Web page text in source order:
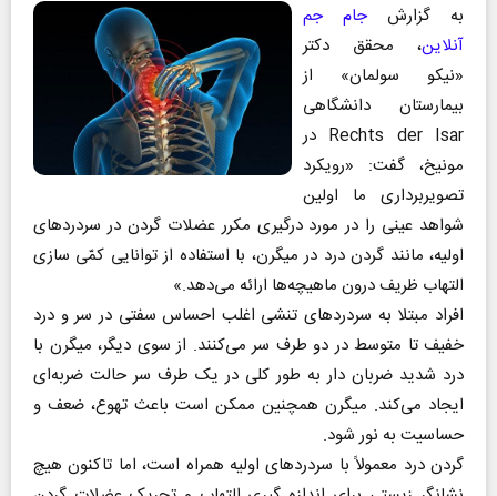
به گزارشجام جم
آنلاین، محقق دکتر
«نیکو سولمان» از
بیمارستان دانشگاهی
Rechts der Isar در
مونیخ، گفت: «رویکرد
تصویربرداری ما اولین
شواهد عینی را در مورد درگیری مکرر عضلات گردن در سردرد‌های
اولیه، مانند گردن درد در میگرن، با استفاده از توانایی کمّی سازی
التهاب ظریف درون ماهیچه‌ها ارائه می‌دهد.»
افراد مبتلا به سردرد‌های تنشی اغلب احساس سفتی در سر و درد
خفیف تا متوسط در دو طرف سر می‌کنند. از سوی دیگر، میگرن با
درد شدید ضربان دار به طور کلی در یک طرف سر حالت ضربه‌ای
ایجاد می‌کند. میگرن همچنین ممکن است باعث تهوع، ضعف و
حساسیت به نور شود.
گردن درد معمولاً با سردرد‌های اولیه همراه است، اما تاکنون هیچ